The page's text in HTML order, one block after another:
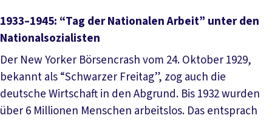
1933–1945: “Tag der Nationalen Arbeit” unter den
Nationalsozialisten
Der New Yorker Börsencrash vom 24. Oktober 1929,
bekannt als “Schwarzer Freitag”, zog auch die
deutsche Wirtschaft in den Abgrund. Bis 1932 wurden
über 6 Millionen Menschen arbeitslos. Das entsprach